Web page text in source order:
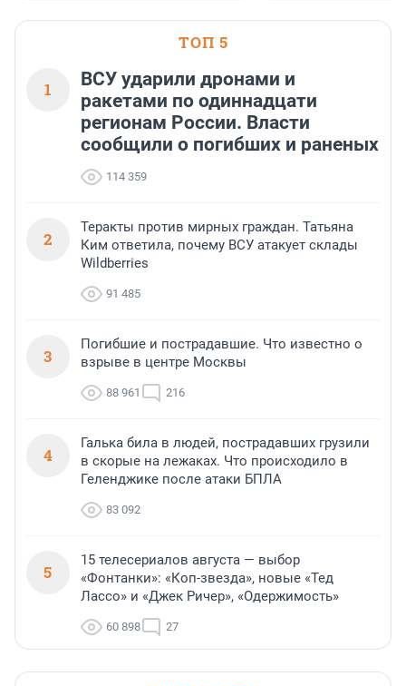
ТОП 5
1
ВСУ ударили дронами и
ракетами по одиннадцати
регионам России. Власти
сообщили о погибших и раненых
114 359
2
Теракты против мирных граждан. Татьяна
Ким ответила, почему ВСУ атакует склады
Wildberries
91 485
3
Погибшие и пострадавшие. Что известно о
взрыве в центре Москвы
88 961 216
4
Галька била в людей, пострадавших грузили
в скорые на лежаках. Что происходило в
Геленджике после атаки БПЛА
83 092
5
15 телесериалов августа — выбор
«Фонтанки»: «Коп-звезда», новые «Тед
Лассо» и «Джек Ричер», «Одержимость»
60 898 27